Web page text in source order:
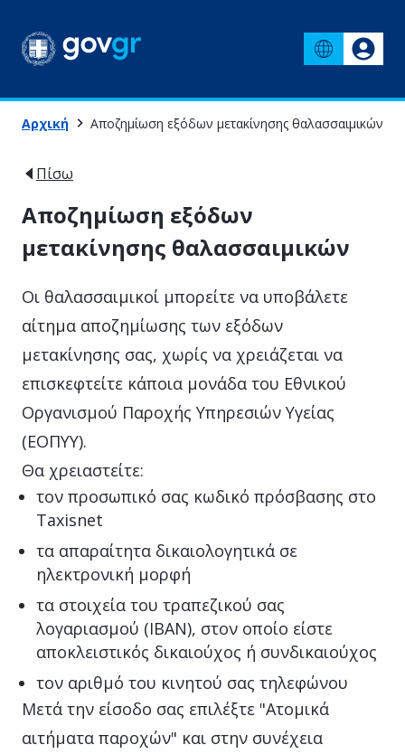
Αρχική Αποζημίωση εξόδων μετακίνησης θαλασσαιμικών
Πίσω
Αποζημίωση εξόδων
μετακίνησης θαλασσαιμικών
Οι θαλασσαιμικοί μπορείτε να υποβάλετε
αίτημα αποζημίωσης των εξόδων
μετακίνησης σας, χωρίς να χρειάζεται να
επισκεφτείτε κάποια μονάδα του Εθνικού
Οργανισμού Παροχής Υπηρεσιών Υγείας
(ΕΟΠΥΥ).
Θα χρειαστείτε:
τον προσωπικό σας κωδικό πρόσβασης στο
Taxisnet
τα απαραίτητα δικαιολογητικά σε
ηλεκτρονική μορφή
τα στοιχεία του τραπεζικού σας
λογαριασµού (IBAN), στον οποίο είστε
αποκλειστικός δικαιούχος ή συνδικαιούχος
τον αριθμό του κινητού σας τηλεφώνου
Μετά την είσοδο σας επιλέξτε "Ατομικά
αιτήματα παροχών" και στην συνέχεια